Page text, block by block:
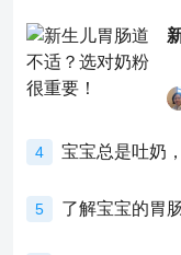
4 宝宝总是吐奶
5 了解宝宝的胃